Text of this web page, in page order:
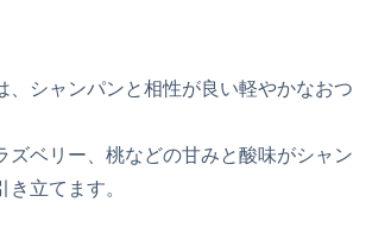
、シャンパンと相性が良い軽やかなおつ
ズベリー、桃などの甘みと酸味がシャン
立てます。